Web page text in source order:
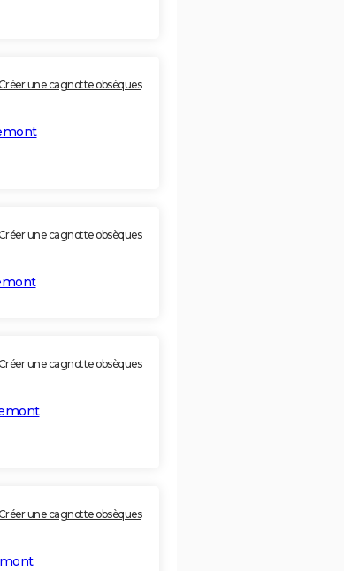
une cagnotte obsèques
une cagnotte obsèques
une cagnotte obsèques
une cagnotte obsèques